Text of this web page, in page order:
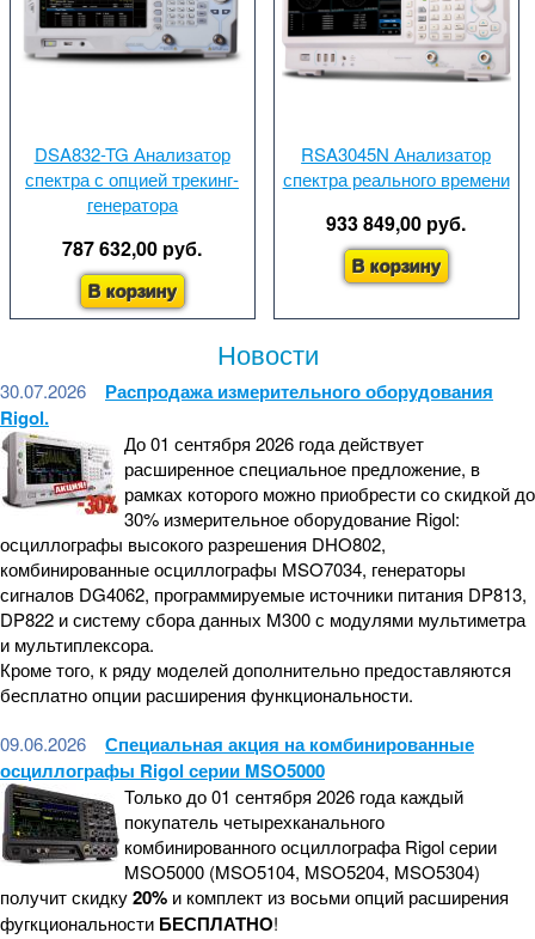
DSA832-TG Анализатор
спектра с опцией трекинг-
генератора
787 632,00 руб.
В корзину
RSA3045N Анализатор
спектра реального времени
933 849,00 руб.
В корзину
Новости
30.07.2026
Распродажа измерительного оборудования
Rigol.
До 01 сентября 2026 года действует
расширенное специальное предложение, в
рамках которого можно приобрести со скидкой до
30% измерительное оборудование Rigol:
осциллографы высокого разрешения DHO802,
комбинированные осциллографы MSO7034, генераторы
сигналов DG4062, программируемые источники питания DP813,
DP822 и систему сбора данных M300 с модулями мультиметра
и мультиплексора.
Кроме того, к ряду моделей дополнительно предоставляются
бесплатно опции расширения функциональности.
09.06.2026
Специальная акция на комбинированные
осциллографы Rigol серии MSO5000
Только до 01 сентября 2026 года каждый
покупатель четырехканального
комбинированного осциллографа Rigol серии
MSO5000 (MSO5104, MSO5204, MSO5304)
получит скидку20% и комплект из восьми опций расширения
фугкциональности БЕСПЛАТНО!